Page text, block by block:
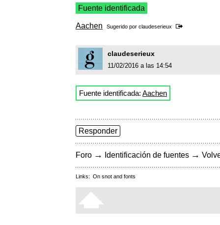
Fuente identificada
Aachen Sugerido por claudeserieux
claudeserieux
11/02/2016 a las 14:54
Fuente identificada: Aachen
Responder
Foro → Identificación de fuentes →
Links: On snot and fonts